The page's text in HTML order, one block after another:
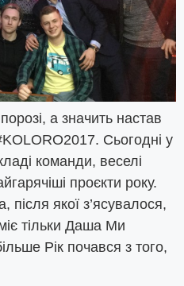
а значить настав
Сьогодні у
команди, веселі
проєкти року.
якої з’ясувалося,
тільки Даша Ми
Рік почався з того,